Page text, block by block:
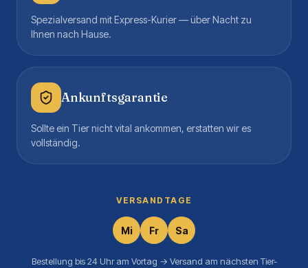
Spezialversand mit Express-Kurier — über Nacht zu
Ihnen nach Hause.
Ankunftsgarantie
Sollte ein Tier nicht vital ankommen, erstatten wir es
vollständig.
VERSANDTAGE
Mi Fr Sa
Bestellung bis 24 Uhr am Vortag → Versand am nächsten Tier-